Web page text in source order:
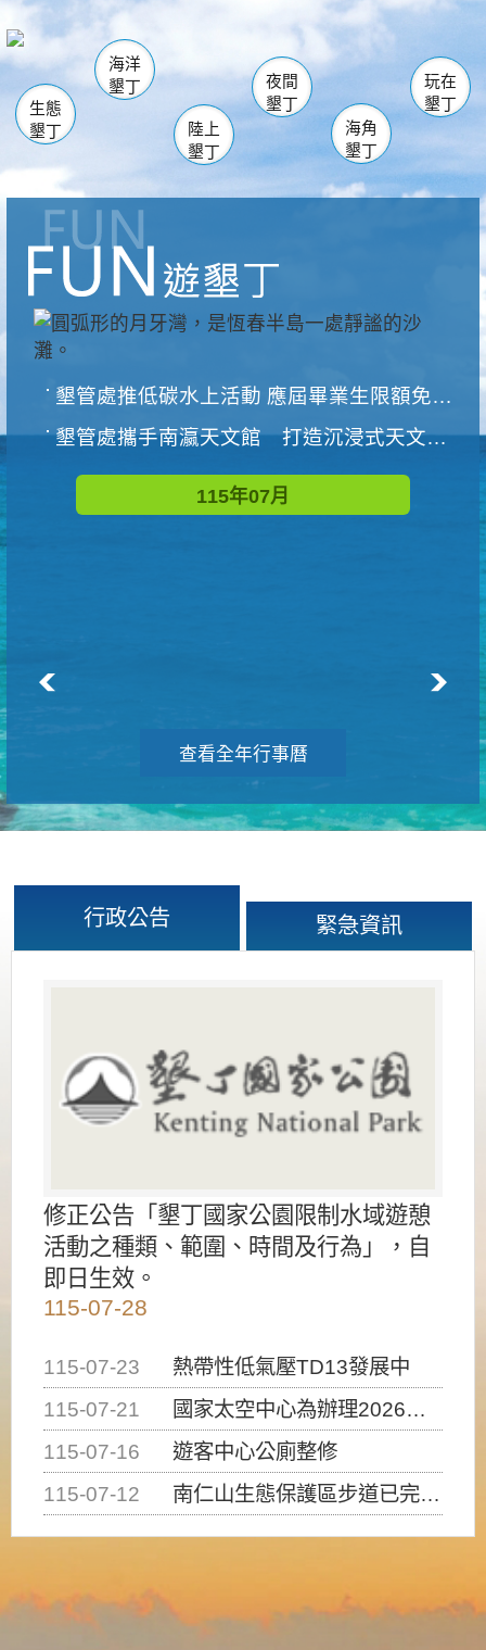
南仁湖
海生館
恆春 佳樂水
龍鑾潭自然中心 森林遊樂區
瓊麻館
關山 墾管處遊客中心
社頂公園 風吹沙
船帆石
白砂 龍磐公園
香蕉灣
砂島
鵝鑾鼻
生態
墾丁
海洋
墾丁
陸上
墾丁
夜間
墾丁
海角
墾丁
玩在
墾丁
墾管處推低碳水上活動 應屆畢業生限額免費參加
墾管處攜手南瀛天文館 打造沉浸式天文探索營隊
115年07月
查看全年行事曆
行政公告 緊急資訊
修正公告「墾丁國家公園限制水域遊憩
活動之種類、範圍、時間及行為」，自
即日生效。
115-07-28
115-07-23
熱帶性低氣壓TD13發展中
115-07-21
國家太空中心為辦理2026台灣盃火箭競賽，陸、海、空域警戒及協調相關事宜，因颱風備案事宜
115-07-16
遊客中心公廁整修
115-07-12
南仁山生態保護區步道已完成修復，自115年7月13日（星期一）起恢復開放入園，歡迎民眾依規定申請入園....